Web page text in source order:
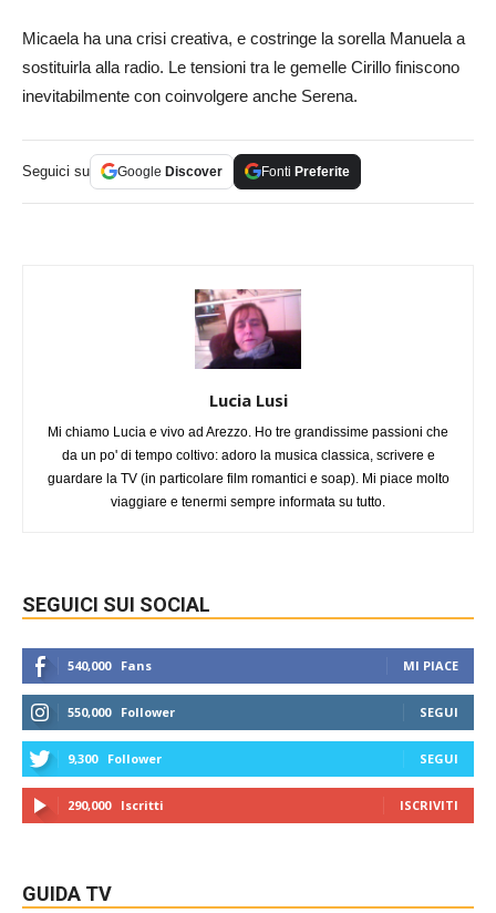
Micaela ha una crisi creativa, e costringe la sorella Manuela a
sostituirla alla radio. Le tensioni tra le gemelle Cirillo finiscono
inevitabilmente con coinvolgere anche Serena.
Seguici su Google Discover Fonti Preferite
Lucia Lusi
Mi chiamo Lucia e vivo ad Arezzo. Ho tre grandissime passioni che
da un po' di tempo coltivo: adoro la musica classica, scrivere e
guardare la TV (in particolare film romantici e soap). Mi piace molto
viaggiare e tenermi sempre informata su tutto.
SEGUICI SUI SOCIAL
540,000 Fans MI PIACE
550,000 Follower SEGUI
9,300 Follower SEGUI
290,000 Iscritti ISCRIVITI
GUIDA TV